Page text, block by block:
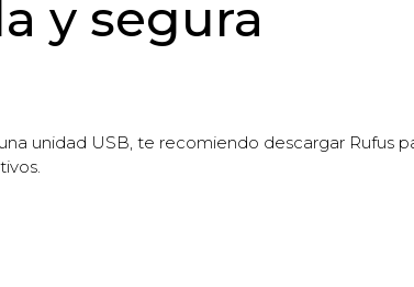
y segura
unidad USB, te recomiendo descargar Rufus